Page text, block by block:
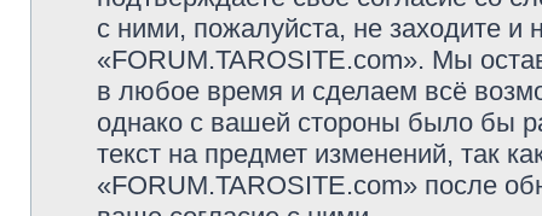
с ними, пожалуйста, не заходите и
«FORUM.TAROSITE.com». Мы
в любое время и сделаем всё
однако с вашей стороны было бы
текст на предмет изменений, так
«FORUM.TAROSITE.com» после